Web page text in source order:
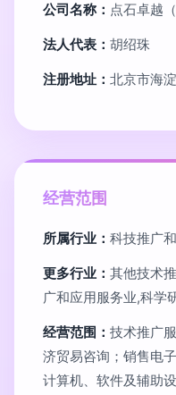
公司名称： 点石卓越
法人代表： 胡绍珠
注册地址： 北京市海
经营范围
所属行业： 科技推广
更多行业： 其他技术
广和应用服务业,科学
经营范围： 技术推广
济贸易咨询；销售电
计算机、软件及辅助